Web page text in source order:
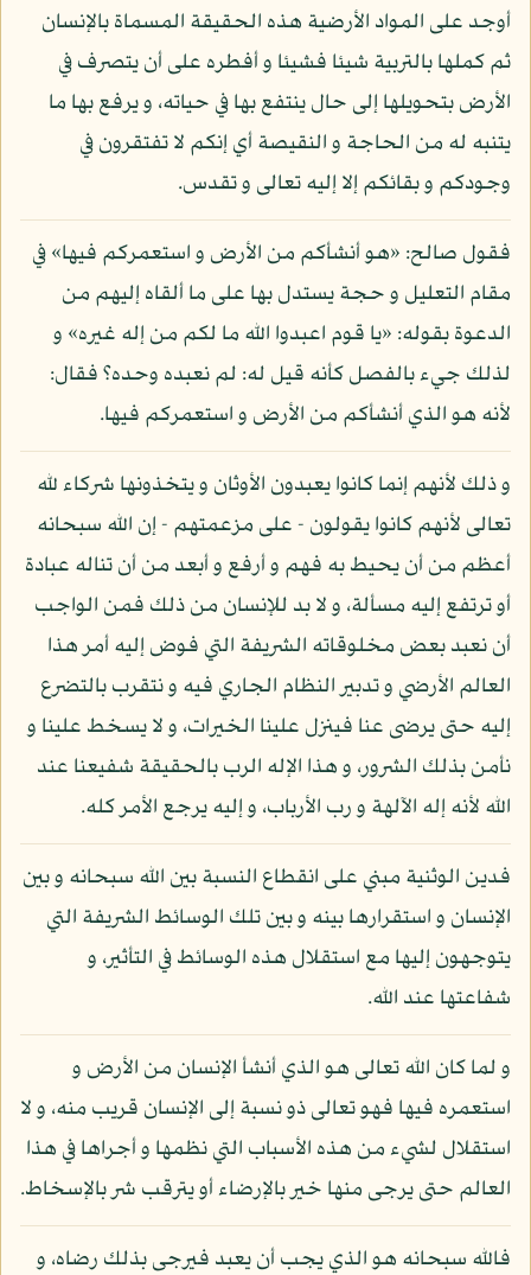
أوجد على المواد الأرضية هذه الحقيقة المسماة بالإنسان
ثم كملها بالتربية شيئا فشيئا و أفطره على أن يتصرف في
الأرض بتحويلها إلى حال ينتفع بها في حياته، و يرفع بها ما
يتنبه له من الحاجة و النقيصة أي إنكم لا تفتقرون في
وجودكم و بقائكم إلا إليه تعالى و تقدس.
فقول صالح: «هو أنشأكم من الأرض و استعمركم فيها» في
مقام التعليل و حجة يستدل بها على ما ألقاه إليهم من
الدعوة بقوله: «يا قوم اعبدوا الله ما لكم من إله غيره» و
لذلك جيء بالفصل كأنه قيل له: لم نعبده وحده؟ فقال:
لأنه هو الذي أنشأكم من الأرض و استعمركم فيها.
و ذلك لأنهم إنما كانوا يعبدون الأوثان و يتخذونها شركاء لله
تعالى لأنهم كانوا يقولون - على مزعمتهم - إن الله سبحانه
أعظم من أن يحيط به فهم و أرفع و أبعد من أن تناله عبادة
أو ترتفع إليه مسألة، و لا بد للإنسان من ذلك فمن الواجب
أن نعبد بعض مخلوقاته الشريفة التي فوض إليه أمر هذا
العالم الأرضي و تدبير النظام الجاري فيه و نتقرب بالتضرع
إليه حتى يرضى عنا فينزل علينا الخيرات، و لا يسخط علينا و
نأمن بذلك الشرور، و هذا الإله الرب بالحقيقة شفيعنا عند
الله لأنه إله الآلهة و رب الأرباب، و إليه يرجع الأمر كله.
فدين الوثنية مبني على انقطاع النسبة بين الله سبحانه و بين
الإنسان و استقرارها بينه و بين تلك الوسائط الشريفة التي
يتوجهون إليها مع استقلال هذه الوسائط في التأثير، و
شفاعتها عند الله.
و لما كان الله تعالى هو الذي أنشأ الإنسان من الأرض و
استعمره فيها فهو تعالى ذو نسبة إلى الإنسان قريب منه، و لا
استقلال لشيء من هذه الأسباب التي نظمها و أجراها في هذا
العالم حتى يرجى منها خير بالإرضاء أو يترقب شر بالإسخاط.
فالله سبحانه هو الذي يجب أن يعبد فيرجى بذلك رضاه، و